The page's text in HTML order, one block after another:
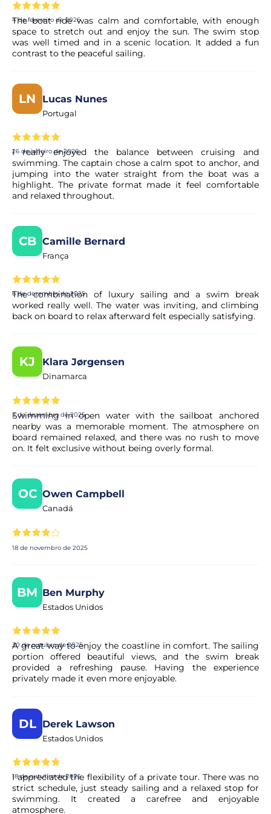
trazer algum animal de estimação ou animal de
assistência.
Sim, este é um tour privado para até 12 clientes.
Existe algum dress code para a atividade?
Aconselhamos sempre os clientes a trazerem roupa de
banho, toalhas de praia, protetor solar, chapéu e casaco.
Sim, pode escolher entre o Menu de Tapas ou o Menu de
Churrasco como extra. Por favor, contacte o operador
menus podem ser reservados até 24 horas antes do início
do passeio.
planos mudarem?
Sim. A maioria das nossas experiências permite o
condições exatas são apresentadas de forma clara na
página da experiência antes de concluir a reserva.
A minha reserva é confirmada
Sim, a sua reserva é processada de imediato. O nosso
parceiro procede a uma validação rápida para garantir a
disponibilidade da experiência. Em poucos momentos,
recebe a confirmação no seu e-mail.
Sim. Todos os pagamentos são processados através de
sistemas de pagamento seguros e encriptados,
financeiros.
4 de fevereiro de 2026
The boat ride was calm and comfortable, with enough
space to stretch out and enjoy the sun. The swim stop
was well timed and in a scenic location. It added a fun
contrast to the peaceful sailing.
LN Lucas Nunes
Portugal
26 de janeiro de 2026
I really enjoyed the balance between cruising and
swimming. The captain chose a calm spot to anchor, and
jumping into the water straight from the boat was a
highlight. The private format made it feel comfortable
and relaxed throughout.
CB Camille Bernard
França
6 de dezembro de 2025
The combination of luxury sailing and a swim break
worked really well. The water was inviting, and climbing
back on board to relax afterward felt especially satisfying.
KJ Klara Jørgensen
Dinamarca
2 de dezembro de 2025
Swimming in open water with the sailboat anchored
nearby was a memorable moment. The atmosphere on
board remained relaxed, and there was no rush to move
on. It felt exclusive without being overly formal.
OC Owen Campbell
Canadá
18 de novembro de 2025
BM Ben Murphy
Estados Unidos
30 de outubro de 2025
A great way to enjoy the coastline in comfort. The sailing
portion offered beautiful views, and the swim break
provided a refreshing pause. Having the experience
privately made it even more enjoyable.
DL Derek Lawson
Estados Unidos
18 de outubro de 2025
I appreciated the flexibility of a private tour. There was no
strict schedule, just steady sailing and a relaxed stop for
swimming. It created a carefree and enjoyable
atmosphere.